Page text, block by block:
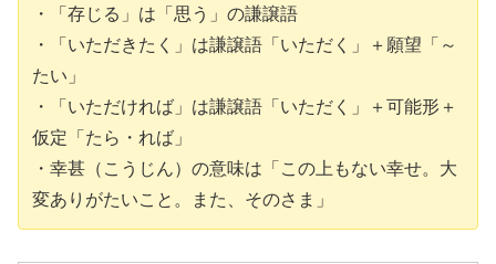
・「存じる」は「思う」の謙譲語
・「いただきたく」は謙譲語「いただく」＋願望「～
たい」
・「いただければ」は謙譲語「いただく」＋可能形＋
仮定「たら・れば」
・幸甚（こうじん）の意味は「この上もない幸せ。大
変ありがたいこと。また、そのさま」